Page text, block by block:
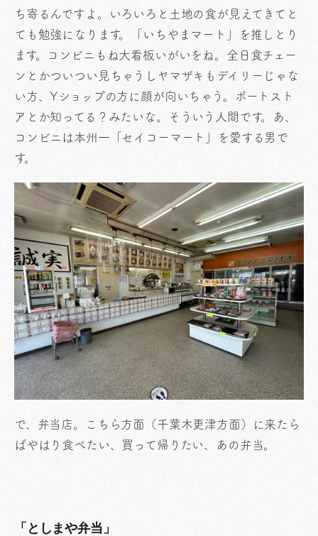
ち寄るんですよ。いろいろと土地の食が見えてきてと
ても勉強になります。「いちやまマート」を推しとり
ます。コンビニもね大看板いがいをね。全日食チェー
ンとかついつい見ちゃうしヤマザキもデイリーじゃな
い方、Yショップの方に顔が向いちゃう。ポートスト
アとか知ってる？みたいな。そういう人間です。あ、
コンビニは本州一「セイコーマート」を愛する男で
す。
で、弁当店。こちら方面（千葉木更津方面）に来たら
ばやはり食べたい、買って帰りたい、あの弁当。
「としまや弁当」